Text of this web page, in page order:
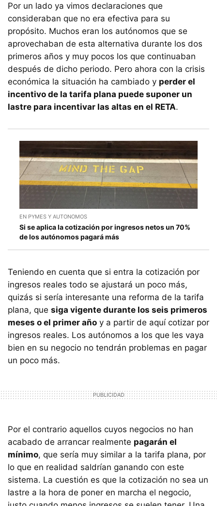
Por un lado ya vimos declaraciones que
consideraban que no era efectiva para su
propósito. Muchos eran los autónomos que se
aprovechaban de esta alternativa durante los dos
primeros años y muy pocos los que continuaban
después de dicho periodo. Pero ahora con la crisis
económica la situación ha cambiado y perder el
incentivo de la tarifa plana puede suponer un
lastre para incentivar las altas en el RETA.
EN PYMES Y AUTONOMOS
Si se aplica la cotización por ingresos netos un 70%
de los autónomos pagará más
Teniendo en cuenta que si entra la cotización por
ingresos reales todo se ajustará un poco más,
quizás si sería interesante una reforma de la tarifa
plana, que siga vigente durante los seis primeros
meses o el primer año y a partir de aquí cotizar por
ingresos reales. Los autónomos a los que les vaya
bien en su negocio no tendrán problemas en pagar
un poco más.
Por el contrario aquellos cuyos negocios no han
acabado de arrancar realmente pagarán el
mínimo, que sería muy similar a la tarifa plana, por
lo que en realidad saldrían ganando con este
sistema. La cuestión es que la cotización no sea un
lastre a la hora de poner en marcha el negocio,